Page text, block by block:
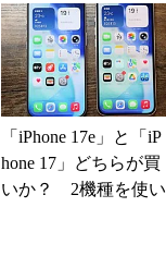
「iPhone 17e」と「iP
hone 17」どちらが買
いか？ 2機種を使い